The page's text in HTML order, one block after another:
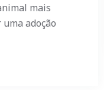
mais
adoção